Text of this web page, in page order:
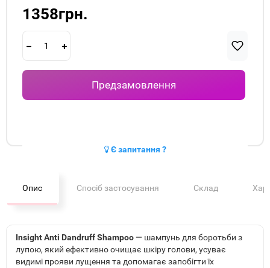
1358грн.
Предзамовлення
Є запитання ?
Опис Спосіб застосування Склад
Insight Anti Dandruff Shampoo — шампунь для боротьби з
лупою, який ефективно очищає шкіру голови, усуває
видимі прояви лущення та допомагає запобігти їх